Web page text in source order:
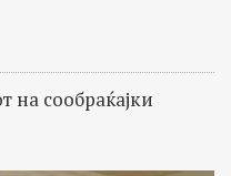
на сообраќајки